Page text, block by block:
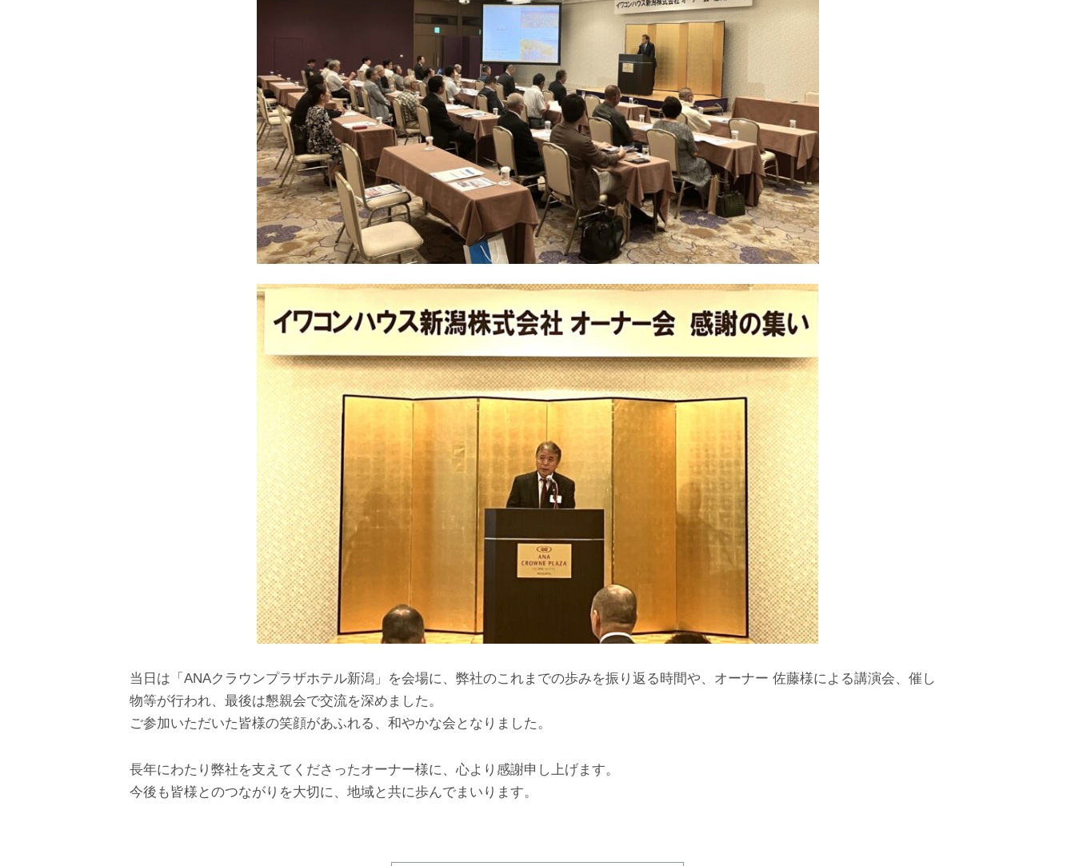
当日は「ANAクラウンプラザホテル新潟」を会場に、弊社のこれまでの歩みを振り返る時間や、オーナー 佐藤様による講演会、催し
物等が行われ、最後は懇親会で交流を深めました。
ご参加いただいた皆様の笑顔があふれる、和やかな会となりました。
長年にわたり弊社を支えてくださったオーナー様に、心より感謝申し上げます。
今後も皆様とのつながりを大切に、地域と共に歩んでまいります。